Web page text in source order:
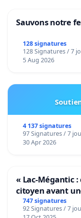
Sauvons notre
128 signatures
128 Signatures / 7
5 Aug 2026
4 137 signatures
97 Signatures / 7
30 Apr 2026
« Lac-Mégantic
citoyen avant
de notre
747 signatures
92 Signatures / 7